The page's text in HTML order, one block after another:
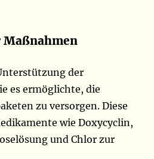
Maßnahmen
der
es ermöglichte, die
zu versorgen. Diese
wie Doxycyclin,
und Chlor zur